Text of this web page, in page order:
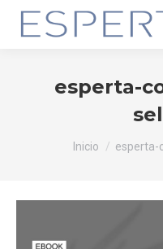
esperta-
Estás aquí:
Inicio esperta-